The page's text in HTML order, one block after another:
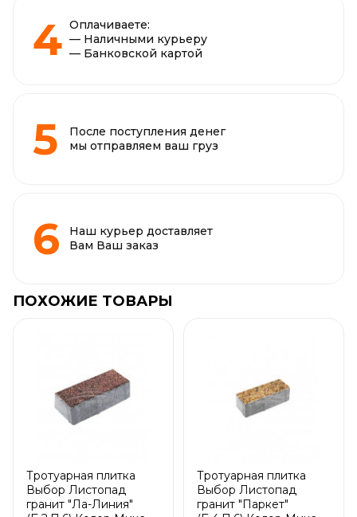
Оплачиваете:
— Наличными курьеру
— Банковской картой
После поступления денег
мы отправляем ваш груз
Наш курьер доставляет
Вам Ваш заказ
ПОХОЖИЕ ТОВАРЫ
Тротуарная плитка
Выбор Листопад
гранит "Ла-Линия"
Тротуарная плитка
Выбор Листопад
гранит "Паркет"